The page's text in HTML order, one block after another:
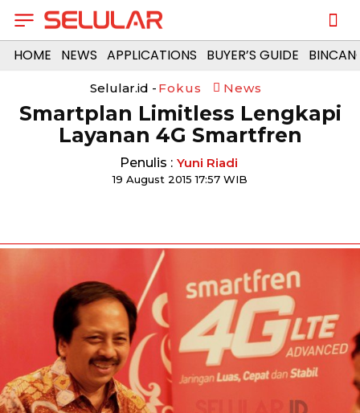
HOME NEWS APPLICATIONS BUYER’S GUIDE
Selular.id - Fokus News
Smartplan Limitless Lengkapi
Layanan 4G Smartfren
Penulis : Yuni Riadi
19 August 2015 17:57 WIB